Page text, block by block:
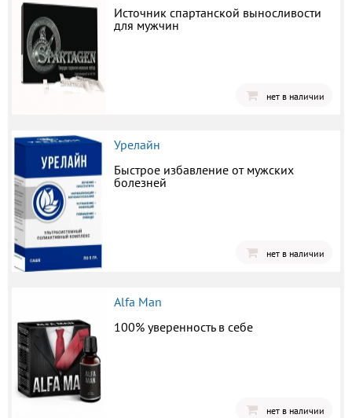
Источник спартанской выносливости
для мужчин
нет в наличии
Урелайн
Быстрое избавление от мужских
болезней
нет в наличии
Alfa Man
100% уверенность в себе
нет в наличии